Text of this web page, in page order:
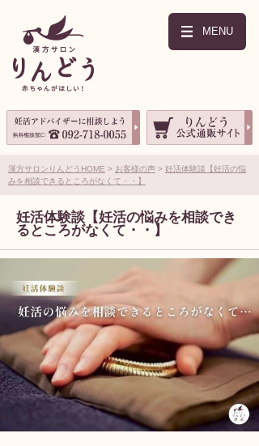
MENU
漢方サロンりんどうHOME お客様の声
妊活体験談【妊活の悩
みを相談できるところがなくて・・】
妊活体験談【妊活の悩みを相談でき
るところがなくて・・】